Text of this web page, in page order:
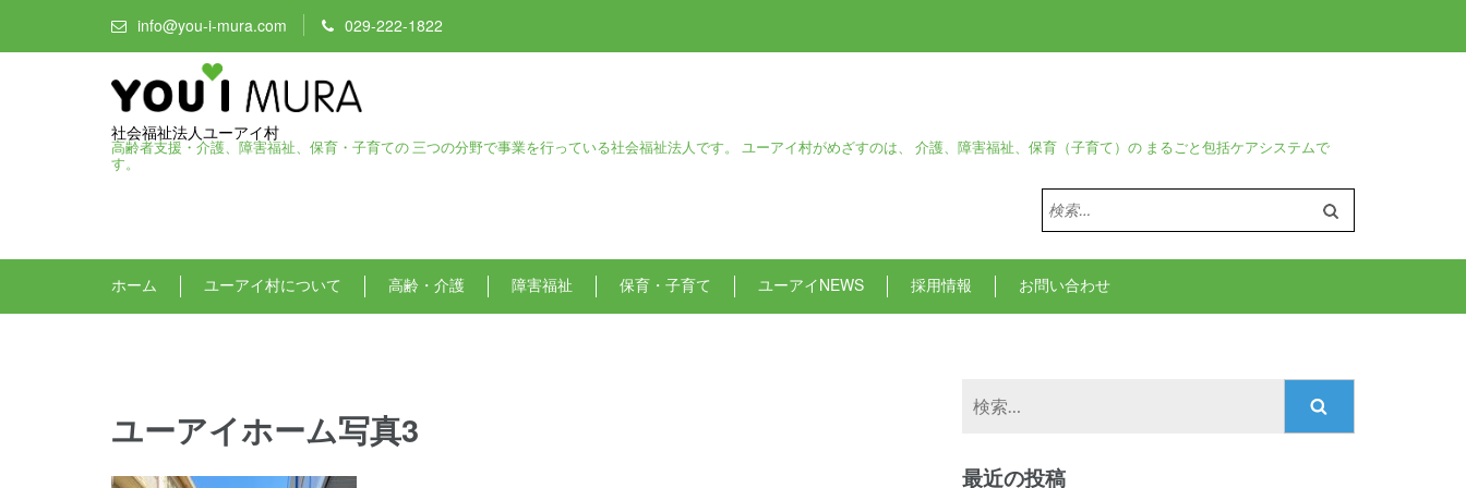
info@you-i-mura.com 029-222-1822
社会福祉法人ユーアイ村
高齢者支援・介護、障害福祉、保育・子育ての 三つの分野で事業を行っている社会福祉法人です。 ユーアイ村がめざすのは、 介護、障害福祉、保育（子育て）の まるごと包括ケアシステムで
す。
検
索:
ホーム ユーアイ村について 高齢・介護 障害福祉 保育・子育て ユーアイNEWS 採用情報 お問い合わせ
ユーアイホーム写真3
最近の投稿